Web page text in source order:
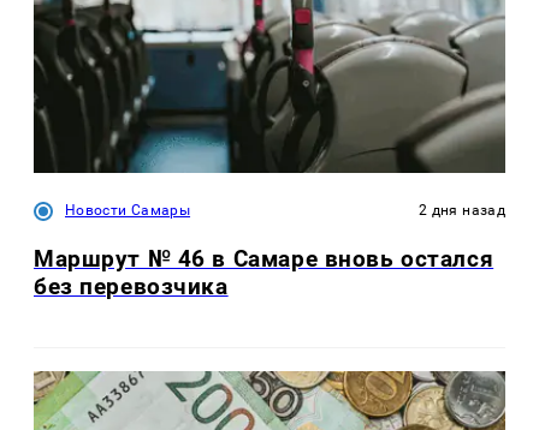
Новости Самары 2 дня назад
Маршрут № 46 в Самаре вновь остался
без перевозчика